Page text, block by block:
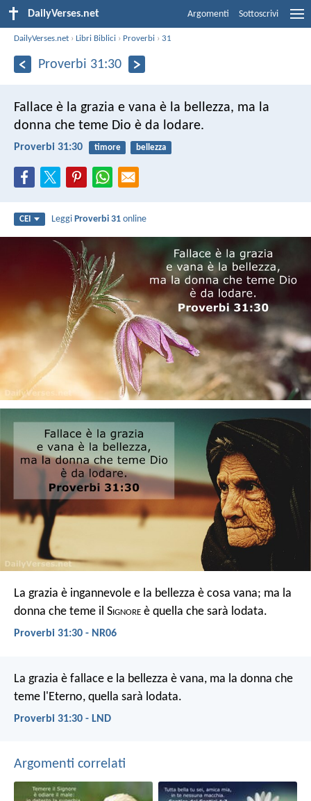
DailyVerses.net Argomenti Sottoscrivi
DailyVerses.net ›Libri Biblici › Proverbi ›31
Proverbi 31:30
Fallace è la grazia e vana è la bellezza, ma la
donna che teme Dio è da lodare.
Proverbi 31:30 timore bellezza
CEI LeggiProverbi 31 online
La grazia è ingannevole e la bellezza è cosa vana; ma la
donna che teme il Signore è quella che sarà lodata.
Proverbi 31:30 - NR06
La grazia è fallace e la bellezza è vana, ma la donna che
teme l'Eterno, quella sarà lodata.
Proverbi 31:30 - LND
Argomenti correlati